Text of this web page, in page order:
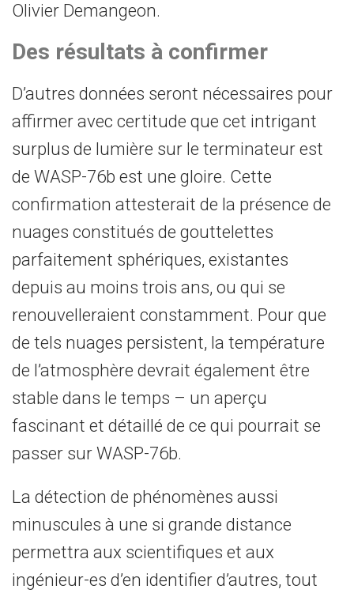
Olivier Demangeon.
Des résultats à confirmer
D’autres données seront nécessaires pour
affirmer avec certitude que cet intrigant
surplus de lumière sur le terminateur est
de WASP-76b est une gloire. Cette
confirmation attesterait de la présence de
nuages constitués de gouttelettes
parfaitement sphériques, existantes
depuis au moins trois ans, ou qui se
renouvelleraient constamment. Pour que
de tels nuages persistent, la température
de l’atmosphère devrait également être
stable dans le temps – un aperçu
fascinant et détaillé de ce qui pourrait se
passer sur WASP-76b.
La détection de phénomènes aussi
minuscules à une si grande distance
permettra aux scientifiques et aux
ingénieur-es d’en identifier d’autres, tout